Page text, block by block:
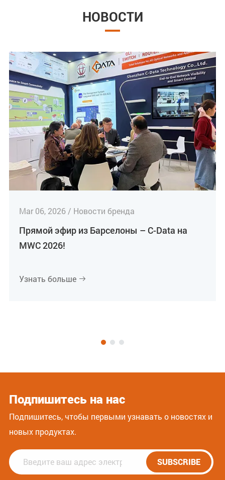
НОВОСТИ
Mar 06, 2026 / Новости бренда
Прямой эфир из Барселоны – C-Data на
MWC 2026!
Узнать больше 
Подпишитесь на нас
Подпишитесь, чтобы первыми узнавать о новостях и
новых продуктах.
SUBSCRIBE